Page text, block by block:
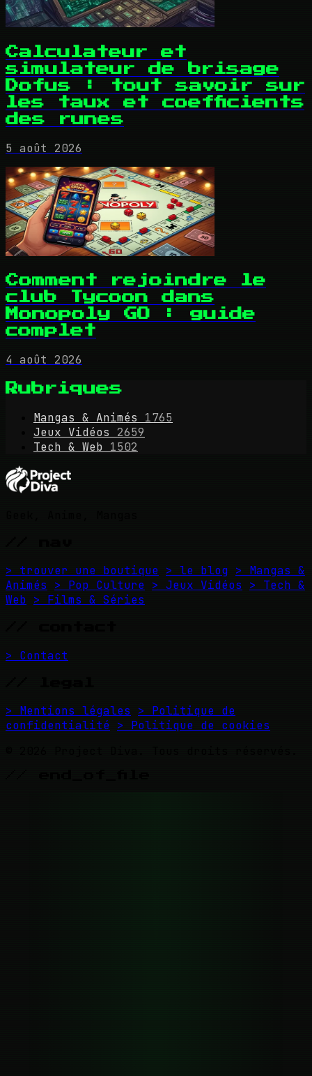
Calculateur et
simulateur de brisage
Dofus : tout savoir sur
les taux et coefficients
des runes
5 août 2026
Comment rejoindre le
club Tycoon dans
Monopoly GO : guide
complet
4 août 2026
Rubriques
Mangas & Animés
1765
Jeux Vidéos
2659
Tech & Web 1502
> trouver une boutique > le blog > Mangas &
Animés
> Pop Culture > Jeux Vidéos
> Tech &
Web > Films & Séries
> Contact
> Mentions légales
> Politique de
confidentialité > Politique de cookies